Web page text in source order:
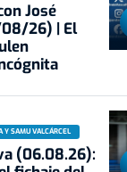
José
26) | El
Y SAMU VALCÁRCEL
(06.08.26):